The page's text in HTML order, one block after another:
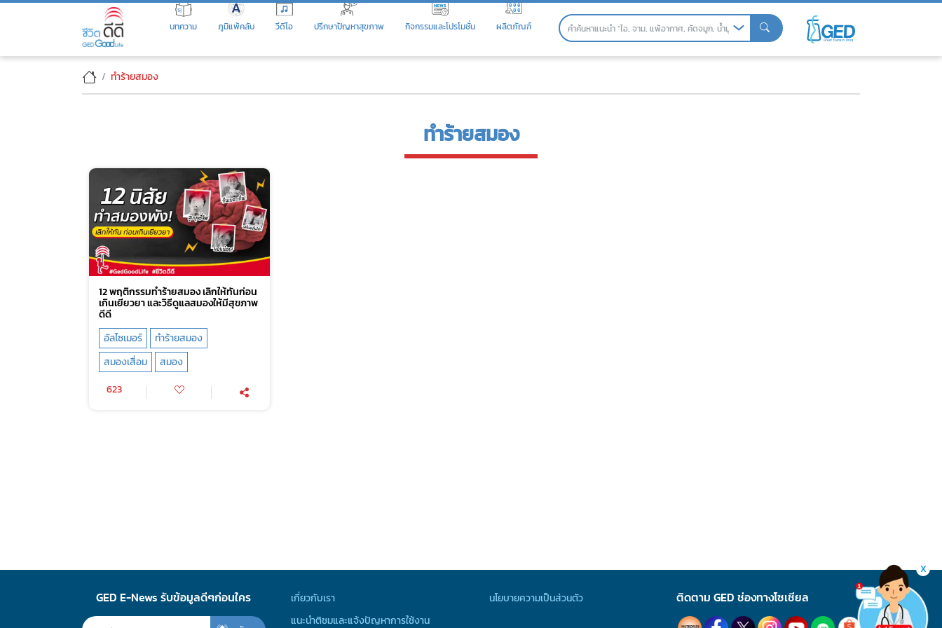
Skip
บทความ ภูมิแพ้คลับ วีดีโอ ปรึกษาปัญหาสุขภาพ กิจกรรมและโปรโมชั่น ผลิตภัณฑ์
ทำร้ายสมอง
ทำร้ายสมอง
12 พฤติกรรมทำร้ายสมอง เลิกให้ทันก่อน
เกินเยียวยา และวิธีดูแลสมองให้มีสุขภาพ
ดีดี
อัลไซเมอร์
ทำร้ายสมอง
สมองเสื่อม
สมอง
623
GED E-News รับข้อมูลดีๆก่อนใคร
เกี่ยวกับเรา
แนะนำติชมและแจ้งปัญหาการใช้งาน
นโยบายความเป็นส่วนตัว ติดตาม GED ช่องทางโซเชียล
X